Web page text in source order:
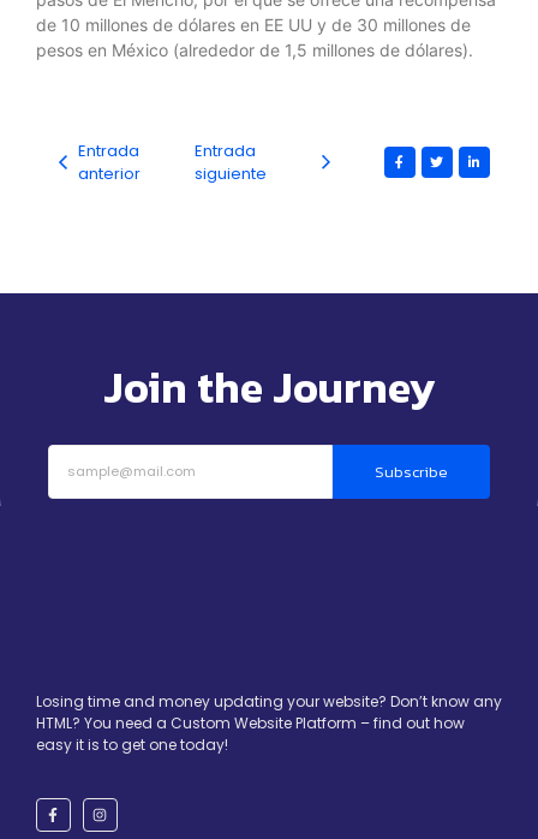
de 10 millones de dólares en EE UU y de 30 millones de
pesos en México (alrededor de 1,5 millones de dólares).
Entrada
anterior
Entrada
siguiente
Join the Journey
Subscribe
Losing time and money updating your website? Don’t know any
HTML? You need a Custom Website Platform – find out how
easy it is to get one today!